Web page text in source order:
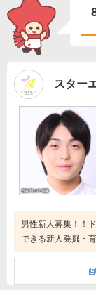
スター
男性新人募集！！
できる新人発掘・